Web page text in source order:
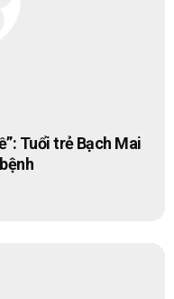
Tuổi trẻ Bạch Mai